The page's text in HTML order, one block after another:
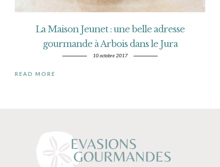
La Maison Jeunet : une belle adresse
gourmande à Arbois dans le Jura
10 octobre 2017
READ MORE